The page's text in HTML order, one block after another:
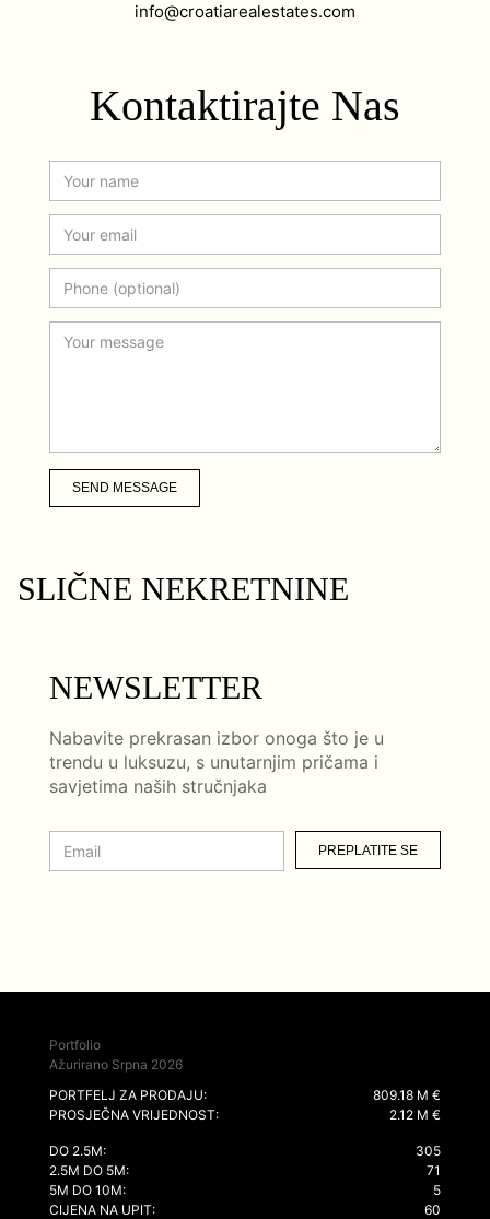
info@croatiarealestates.com
Kontaktirajte Nas
SEND MESSAGE
SLIČNE NEKRETNINE
NEWSLETTER
Nabavite prekrasan izbor onoga što je u
trendu u luksuzu, s unutarnjim pričama i
savjetima naših stručnjaka
PREPLATITE SE
Portfolio
Ažurirano Srpna 2026
PORTFELJ ZA PRODAJU:
809.18 M €
PROSJEČNA VRIJEDNOST:
2.12 M €
DO 2.5M:
305
2.5M DO 5M:
71
5M DO 10M:
5
CIJENA NA UPIT:
60